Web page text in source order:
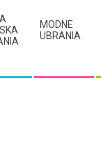
MODNE
UBRANIA